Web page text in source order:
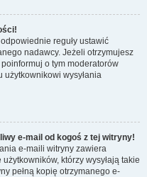
reguły ustawić
nadawcy. Jeżeli otrzymujesz
o tym moderatorów
użytkownikowi wysyłania
e-mail od kogoś z tej witryny!
e-maili witryny zawiera
którzy wysyłają takie
pełną kopię otrzymanego e-